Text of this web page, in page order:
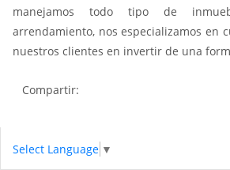
manejamos todo tipo de
arrendamiento, nos especializamos en
nuestros clientes en invertir de una
Compartir:
Select Language ▼